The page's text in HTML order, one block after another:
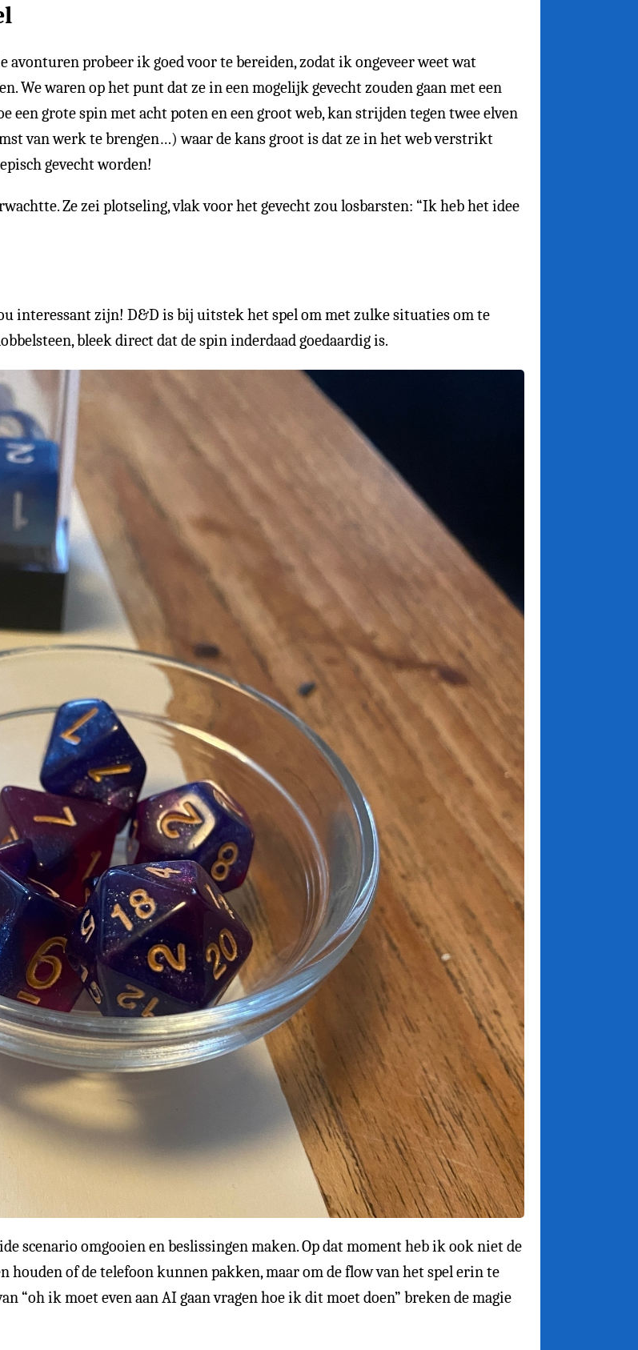
avonturen probeer ik goed voor te bereiden, zodat ik ongeveer weet wat
We waren op het punt dat ze in een mogelijk gevecht zouden gaan met een
een grote spin met acht poten en een groot web, kan strijden tegen twee elven
van werk te brengen…) waar de kans groot is dat ze in het web verstrikt
gevecht worden!
Ze zei plotseling, vlak voor het gevecht zou losbarsten: “Ik heb het idee
interessant zijn! D&D is bij uitstek het spel om met zulke situaties om te
bleek direct dat de spin inderdaad goedaardig is.
scenario omgooien en beslissingen maken. Op dat moment heb ik ook niet de
of de telefoon kunnen pakken, maar om de flow van het spel erin te
“oh ik moet even aan AI gaan vragen hoe ik dit moet doen” breken de magie